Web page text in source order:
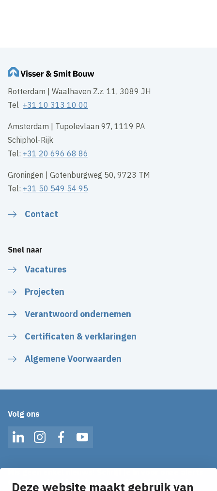
Deze website maakt gebruik van
Rotterdam | Waalhaven Z.z. 11, 3089 JH
Tel +31 10 313 10 00
Amsterdam | Tupolevlaan 97, 1119 PA
Schiphol-Rijk
Tel: +31 20 696 68 86
Groningen | Gotenburgweg 50, 9723 TM
Tel: +31 50 549 54 95
Contact
Snel naar
Vacatures
Projecten
Verantwoord ondernemen
Certificaten & verklaringen
Algemene Voorwaarden
Volg ons
LinkedInInstagramFacebookYouTube
en ontvang het laatste nieuws direct in je inbox!